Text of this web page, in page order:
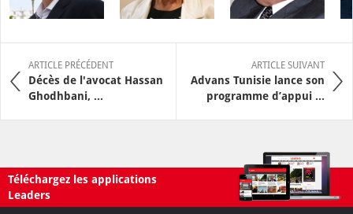
ARTICLE PRÉCÉDENT
Décès de l'avocat Hassan
Ghodhbani, ...
ARTICLE SUIVANT
Advans Tunisie lance son
programme d’appui ...
Téléchargez les applications
Leaders